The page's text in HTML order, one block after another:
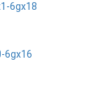
6gх18
6gх16